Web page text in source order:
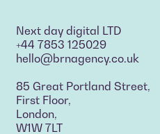
Next day digital LTD
+44 7853 125029
hello@brnagency.co.uk
85 Great Portland Street,
First Floor,
London,
W1W 7LT